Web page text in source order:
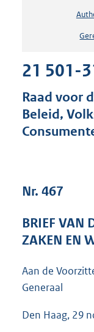
21 501-
Raad voor
Beleid,
Nr. 467
BRIEF VAN
ZAKEN EN
Aan de
Generaal
Den Haag, 29